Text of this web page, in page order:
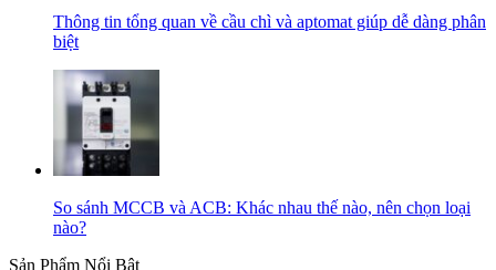
Thông tin tổng quan về cầu chì và aptomat giúp dễ dàng phân
biệt
So sánh MCCB và ACB: Khác nhau thế nào, nên chọn loại
nào?
Sản Phẩm Nổi Bật